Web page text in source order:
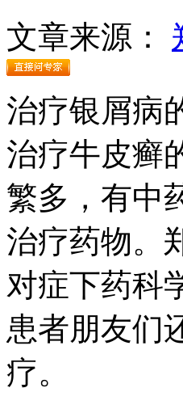
文章来源：
治疗银屑病
治疗牛皮癣
繁多，有中
治疗药物。
对症下药科
患者朋友们
疗。